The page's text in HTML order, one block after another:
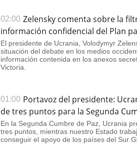
02:00 Zelensky comenta sobre la
información confidencial del Plan
El presidente de Ucrania, Volodymyr
situación del debate en los medios
información contenida en los anexos
Victoria.
01:00 Portavoz del presidente:
de tres puntos para la Segunda
En la Segunda Cumbre de Paz, Ucrania
tres puntos, mientras nuestro Estado
conseguir el apoyo de los países del Sur